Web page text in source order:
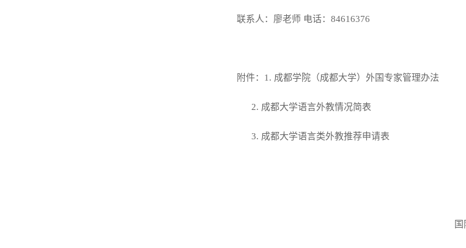
联系人：廖老师 电话： 84616376
附件： 1. 成都学院（成都大学）外国专家管理办法
2. 成都大学语言外教情况简表
3. 成都大学语言类外教推荐申请表
国际合作与交